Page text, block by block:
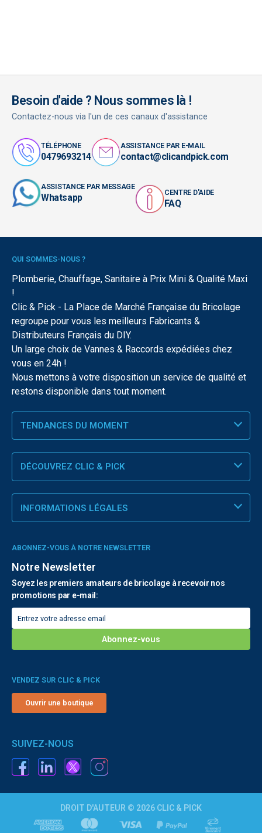
Besoin d'aide ? Nous sommes là !
Contactez-nous via l'un de ces canaux d'assistance
TÉLÉPHONE
0479693214
ASSISTANCE PAR E-MAIL
contact@clicandpick.com
ASSISTANCE PAR MESSAGE
Whatsapp CENTRE D'AIDE
FAQ
QUI SOMMES-NOUS ?
Plomberie, Chauffage, Sanitaire à Prix Mini & Qualité Maxi
!
Clic & Pick - La Place de Marché Française du Bricolage
regroupe pour vous les meilleurs Fabricants &
Distributeurs Français du DIY.
Un large choix de Vannes & Raccords expédiées chez
vous en 24h !
Nous mettons à votre disposition un service de qualité et
restons disponible dans tout moment.
TENDANCES DU MOMENT
DÉCOUVREZ CLIC & PICK
INFORMATIONS LÉGALES
ABONNEZ-VOUS À NOTRE NEWSLETTER
Notre Newsletter
Soyez les premiers amateurs de bricolage à recevoir nos
promotions par e-mail:
VENDEZ SUR CLIC & PICK
Ouvrir une boutique
SUIVEZ-NOUS
DROIT D'AUTEUR © 2026 CLIC & PICK